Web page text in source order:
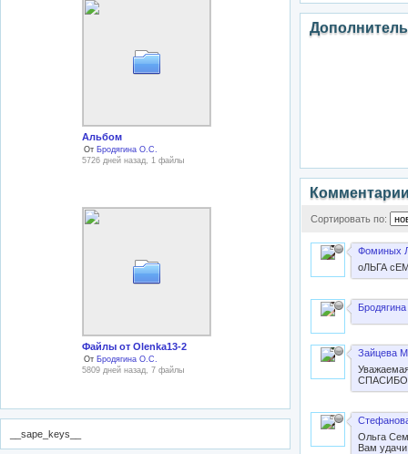
Альбом
От Бродягина О.С.
5726 дней назад, 1 файлы
Файлы от Olenka13-2
От Бродягина О.С.
5809 дней назад, 7 файлы
__sape_keys__
Сортировать по:
Фоминых
оЛЬГА
Зайцева
Ольга
Вам